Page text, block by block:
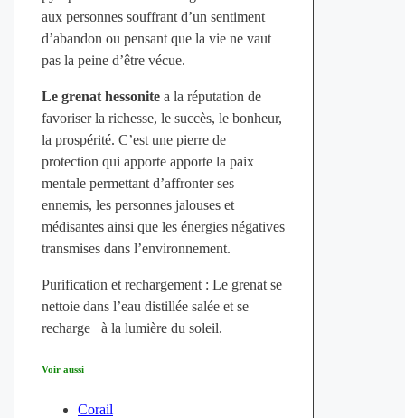
aux personnes souffrant d’un sentiment
d’abandon ou pensant que la vie ne vaut
pas la peine d’être vécue.
Le grenat hessonitea la réputation de
favoriser la richesse, le succès, le bonheur,
la prospérité. C’est une pierre de
protection qui apporte apporte la paix
mentale permettant d’affronter ses
ennemis, les personnes jalouses et
médisantes ainsi que les énergies négatives
transmises dans l’environnement.
Purification et rechargement : Le grenat se
nettoie dans l’eau distillée salée et se
recharge à la lumière du soleil.
Voir aussi
Corail